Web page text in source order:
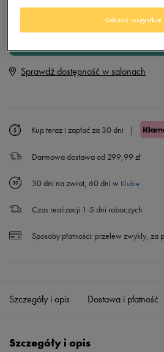
Wybierz rozmiar
36 2/3 22,5 cm
38 2/3 24 cm
39 1/3 24,5 cm
40 25 cm
43 1/3 27,5 cm
Sprawdź dostępność w salonach
Kup teraz i zapłać za 30 dni |
Darmowa dostawa od 299,99 zł
30 dni na zwrot, 60 dni w Klubie
Czas realizacji 1-5 dni roboczych
Sposoby płatności: przelew zwykły, za
Szczegóły i opis Dostawa i płatność
Szczegóły i opis
Odrzuć wszystkie